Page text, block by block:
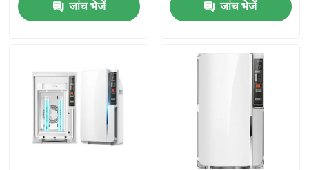
हमारे बारे में
संपर्क
जांच भेजें
जांच भेजें